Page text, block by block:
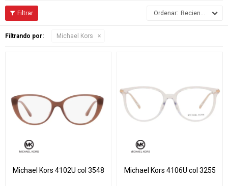
Recientes
Filtrando por: Michael Kors
Michael Kors 4102U col 3548 Michael Kors 4106U col 3255